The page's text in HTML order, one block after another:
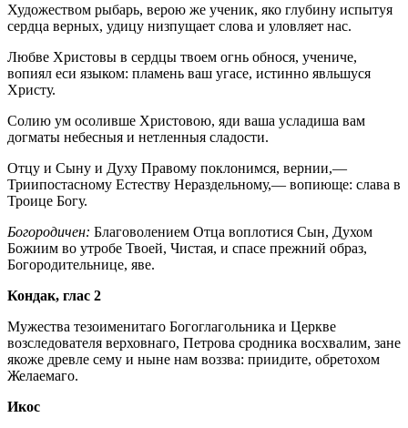
Художеством рыбарь, верою же ученик, яко глубину испытуя
сердца верных, удицу низпущает слова и уловляет нас.
Любве Христовы в сердцы твоем огнь обнося, учениче,
вопиял еси языком: пламень ваш угасе, истинно явльшуся
Христу.
Солию ум осоливше Христовою, яди ваша усладиша вам
догматы небесныя и нетленныя сладости.
Отцу и Сыну и Духу Правому поклонимся, вернии,—
Триипостасному Естеству Нераздельному,— вопиюще: слава в
Троице Богу.
Богородичен: Благоволением Отца воплотися Сын, Духом
Божиим во утробе Твоей, Чистая, и спасе прежний образ,
Богородительнице, яве.
Кондак, глас 2
Мужества тезоименитаго Богоглагольника и Церкве
возследователя верховнаго, Петрова сродника восхвалим, зане
якоже древле сему и ныне нам воззва: приидите, обретохом
Желаемаго.
Икос